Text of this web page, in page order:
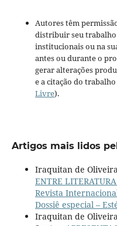
Autores têm
distribuir seu
institucionais ou na
antes ou durante o
gerar alterações
e a citação do
Livre).
Artigos mais lidos
Iraquitan de
ENTRE
Revista
Dossiê especial –
Iraquitan de